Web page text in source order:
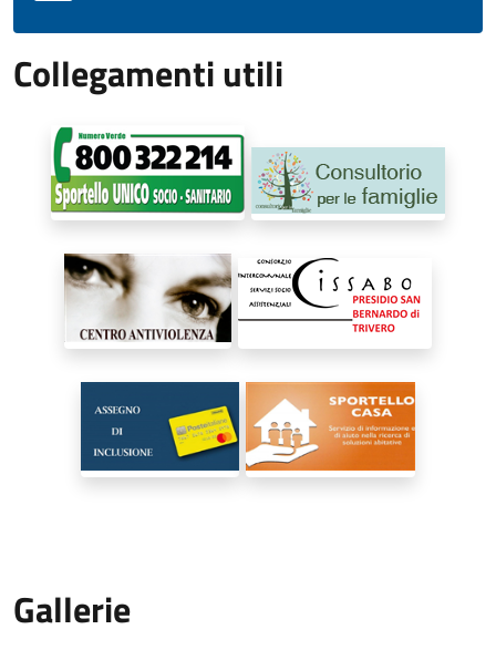
Collegamenti utili
Gallerie